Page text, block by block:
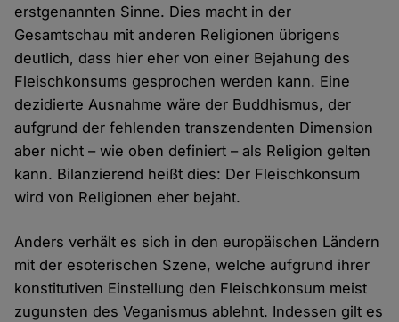
erstgenannten Sinne. Dies macht in der
Gesamtschau mit anderen Religionen übrigens
deutlich, dass hier eher von einer Bejahung des
Fleischkonsums gesprochen werden kann. Eine
dezidierte Ausnahme wäre der Buddhismus, der
aufgrund der fehlenden transzendenten Dimension
aber nicht – wie oben definiert – als Religion gelten
kann. Bilanzierend heißt dies: Der Fleischkonsum
wird von Religionen eher bejaht.
Anders verhält es sich in den europäischen Ländern
mit der esoterischen Szene, welche aufgrund ihrer
konstitutiven Einstellung den Fleischkonsum meist
zugunsten des Veganismus ablehnt. Indessen gilt es